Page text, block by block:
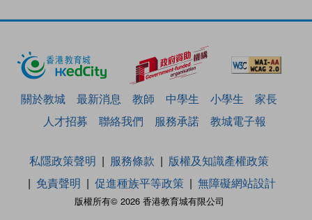
關於教城 最新消息 教師 中學生 小學生
家長
人才招募
聯絡我們 服務承諾 教城電子報
版權所有© 2026 香港教育城有限公司
私隱政策聲明 服務條款
版權及知識產權政策
免責聲明
促進種族平等政策 無障礙網站設計